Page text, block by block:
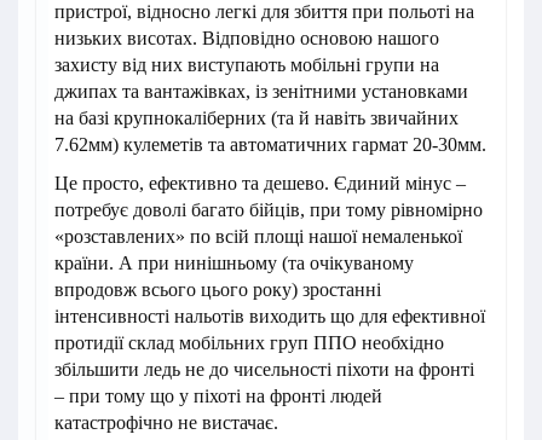
пристрої, відносно легкі для збиття при польоті на
низьких висотах. Відповідно основою нашого
захисту від них виступають мобільні групи на
джипах та вантажівках, із зенітними установками
на базі крупнокаліберних (та й навіть звичайних
7.62мм) кулеметів та автоматичних гармат 20-30мм.
Це просто, ефективно та дешево. Єдиний мінус –
потребує доволі багато бійців, при тому рівномірно
«розставлених» по всій площі нашої немаленької
країни. А при нинішньому (та очікуваному
впродовж всього цього року) зростанні
інтенсивності нальотів виходить що для ефективної
протидії склад мобільних груп ППО необхідно
збільшити ледь не до чисельності піхоти на фронті
– при тому що у піхоті на фронті людей
катастрофічно не вистачає.